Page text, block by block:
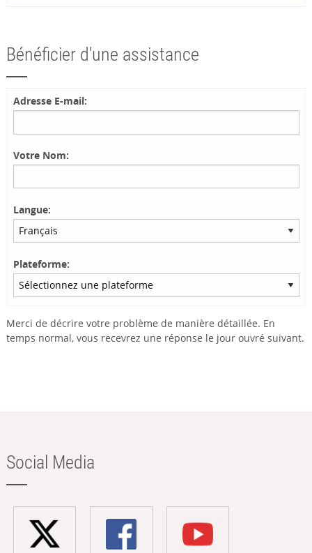
Bénéficier d'une assistance
Adresse E-mail:
Votre Nom:
Langue:
Plateforme:
Merci de décrire votre problème de manière détaillée. En
temps normal, vous recevrez une réponse le jour ouvré suivant.
Social Media